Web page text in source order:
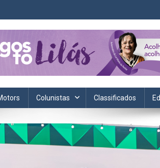
saúde, economia, esportes e cotidiano.
Colunistas Classificados